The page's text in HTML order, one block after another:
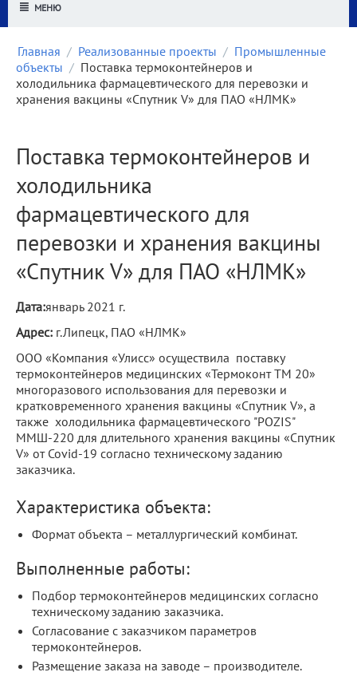
МЕНЮ
Главная / Реализованные проекты / Промышленные
объекты / Поставка термоконтейнеров и
холодильника фармацевтического для перевозки и
хранения вакцины «Спутник V» для ПАО «НЛМК»
Поставка термоконтейнеров и
холодильника
фармацевтического для
перевозки и хранения вакцины
«Спутник V» для ПАО «НЛМК»
Дата:январь 2021 г.
Адрес: г.Липецк, ПАО «НЛМК»
ООО «Компания «Улисс» осуществила поставку
термоконтейнеров медицинских «Термоконт ТМ 20»
многоразового использования для перевозки и
кратковременного хранения вакцины «Спутник V», а
также холодильника фармацевтического "POZIS"
ММШ-220 для длительного хранения вакцины «Спутник
V» от Covid-19 согласно техническому заданию
заказчика.
Характеристика объекта:
Формат объекта – металлургический комбинат.
Выполненные работы:
Подбор термоконтейнеров медицинских согласно
техническому заданию заказчика.
Согласование с заказчиком параметров
термоконтейнеров.
Размещение заказа на заводе – производителе.